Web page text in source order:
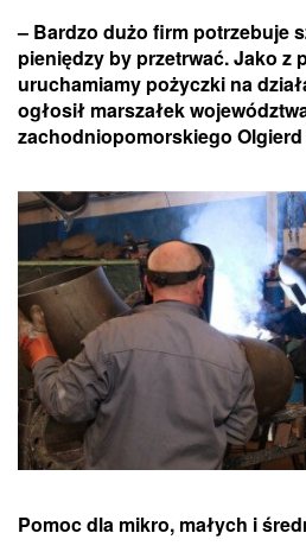
– Bardzo dużo firm potrzebuje
pieniędzy by przetrwać. Jako z
uruchamiamy pożyczki na
ogłosił marszałek
zachodniopomorskiego Olgierd
Pomoc dla mikro, małych i